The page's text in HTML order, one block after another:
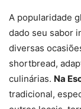
A popularidade
dado seu sabor
diversas
shortbread,
culinárias. Na
tradicional,